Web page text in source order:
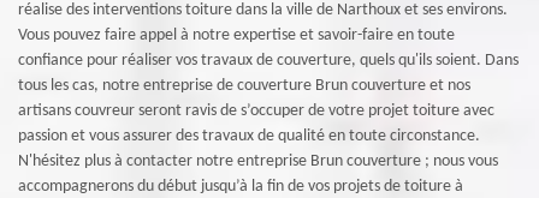
réalise des interventions toiture dans la ville de Narthoux et ses environs.
Vous pouvez faire appel à notre expertise et savoir-faire en toute
confiance pour réaliser vos travaux de couverture, quels qu'ils soient. Dans
tous les cas, notre entreprise de couverture Brun couverture et nos
artisans couvreur seront ravis de s’occuper de votre projet toiture avec
passion et vous assurer des travaux de qualité en toute circonstance.
N'hésitez plus à contacter notre entreprise Brun couverture ; nous vous
accompagnerons du début jusqu’à la fin de vos projets de toiture à